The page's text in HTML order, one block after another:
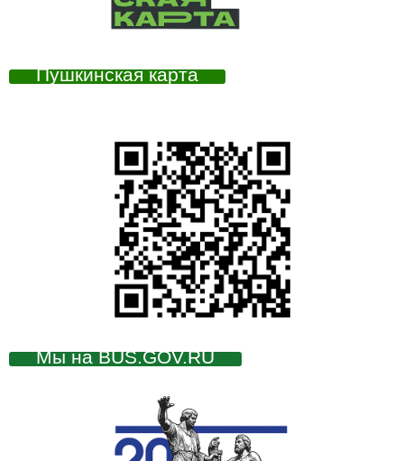
Пушкинская карта
Мы на BUS.GOV.RU